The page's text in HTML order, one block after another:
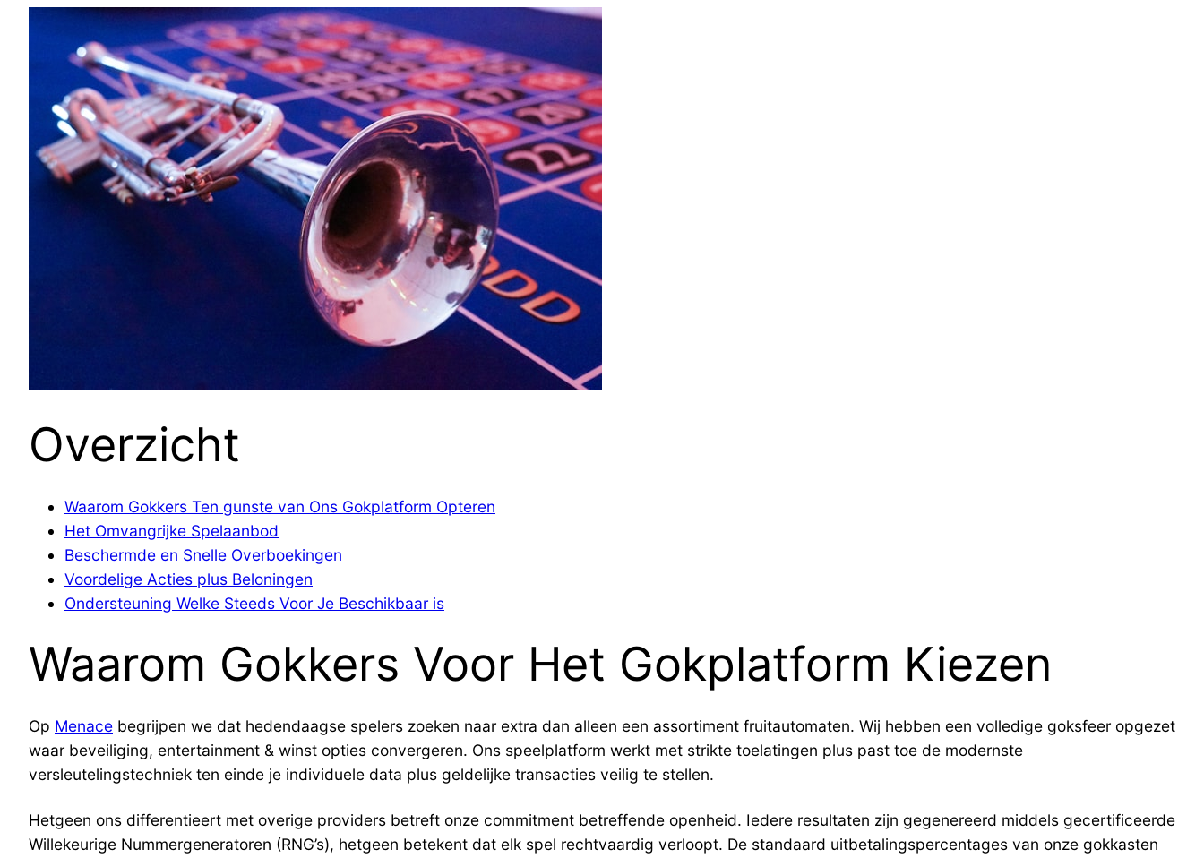
Overzicht
Waarom Gokkers Ten gunste van Ons Gokplatform Opteren
Het Omvangrijke Spelaanbod
Beschermde en Snelle Overboekingen
Voordelige Acties plus Beloningen
Ondersteuning Welke Steeds Voor Je Beschikbaar is
Waarom Gokkers Voor Het Gokplatform Kiezen
Op Menace begrijpen we dat hedendaagse spelers zoeken naar extra dan alleen een assortiment fruitautomaten. Wij hebben een volledige goksfeer opgezet
waar beveiliging, entertainment & winst opties convergeren. Ons speelplatform werkt met strikte toelatingen plus past toe de modernste
versleutelingstechniek ten einde je individuele data plus geldelijke transacties veilig te stellen.
Hetgeen ons differentieert met overige providers betreft onze commitment betreffende openheid. Iedere resultaten zijn gegenereerd middels gecertificeerde
Willekeurige Nummergeneratoren (RNG’s), hetgeen betekent dat elk spel rechtvaardig verloopt. De standaard uitbetalingspercentages van onze gokkasten